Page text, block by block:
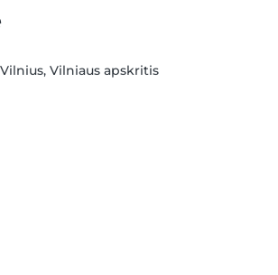
Vilniaus apskritis